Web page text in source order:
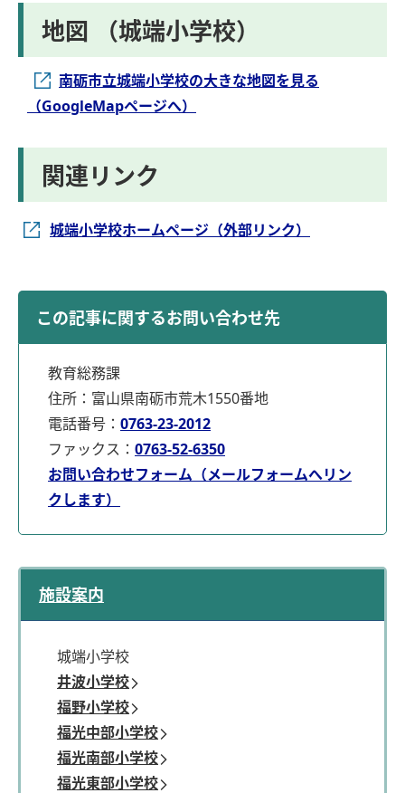
地図 （城端小学校）
南砺市立城端小学校の大きな地図を見る
（GoogleMapページへ）
関連リンク
城端小学校ホームページ（外部リンク）
この記事に関するお問い合わせ先
教育総務課
住所：富山県南砺市荒木1550番地
電話番号： 0763-23-2012
ファックス： 0763-52-6350
お問い合わせフォーム（メールフォームへリン
クします）
施設案内
城端小学校
井波小学校
福野小学校
福光中部小学校
福光南部小学校
福光東部小学校